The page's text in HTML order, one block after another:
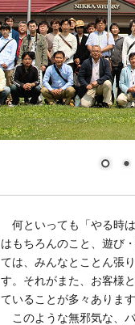
何といっても「やる時
はもちろんのこと、遊び
ては、みんなとことん張
す。それがまた、お客様
ていることが多々あります
このような無邪気な、